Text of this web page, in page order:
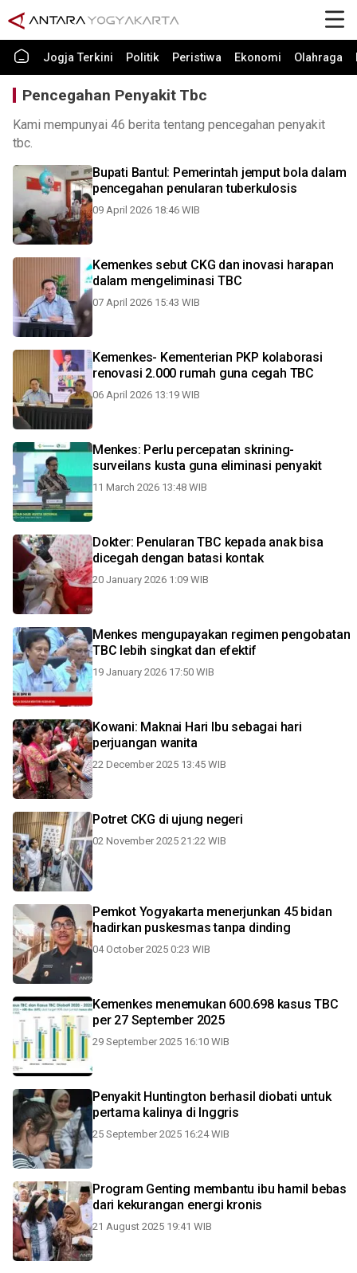
Jogja Terkini Politik Peristiwa Ekonomi Olahraga
Pencegahan Penyakit Tbc
Kami mempunyai 46 berita tentang pencegahan penyakit
tbc.
Bupati Bantul: Pemerintah jemput bola dalam
pencegahan penularan tuberkulosis
09 April 2026 18:46 WIB
Kemenkes sebut CKG dan inovasi harapan
dalam mengeliminasi TBC
07 April 2026 15:43 WIB
Kemenkes- Kementerian PKP kolaborasi
renovasi 2.000 rumah guna cegah TBC
06 April 2026 13:19 WIB
Menkes: Perlu percepatan skrining-
surveilans kusta guna eliminasi penyakit
11 March 2026 13:48 WIB
Dokter: Penularan TBC kepada anak bisa
dicegah dengan batasi kontak
20 January 2026 1:09 WIB
Menkes mengupayakan regimen pengobatan
TBC lebih singkat dan efektif
19 January 2026 17:50 WIB
Kowani: Maknai Hari Ibu sebagai hari
perjuangan wanita
22 December 2025 13:45 WIB
Potret CKG di ujung negeri
02 November 2025 21:22 WIB
Pemkot Yogyakarta menerjunkan 45 bidan
hadirkan puskesmas tanpa dinding
04 October 2025 0:23 WIB
Kemenkes menemukan 600.698 kasus TBC
per 27 September 2025
29 September 2025 16:10 WIB
Penyakit Huntington berhasil diobati untuk
pertama kalinya di Inggris
25 September 2025 16:24 WIB
Program Genting membantu ibu hamil bebas
dari kekurangan energi kronis
21 August 2025 19:41 WIB